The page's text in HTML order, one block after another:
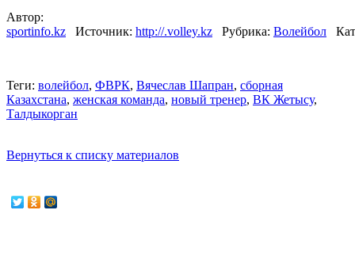
Автор:
sportinfo.kz
Источник: http://.volley.kz Рубрика: Волейбол
Теги: волейбол, ФВРК, Вячеслав Шапран, сборная
Казахстана, женская команда, новый тренер, ВК Жетысу,
Талдыкорган
Вернуться к списку материалов